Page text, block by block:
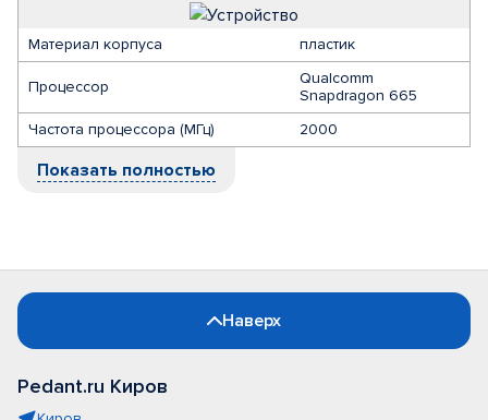
Материал корпуса пластик
Процессор
Qualcomm
Snapdragon 665
Частота процессора (МГц)
2000
Показать полностью
Наверх
Pedant.ru Киров